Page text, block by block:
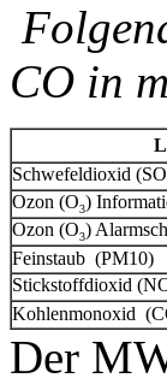
CO in
Schwefeldioxid (SO
Ozon (O3)
Ozon (O3)
Feinstaub (PM10)
Stickstoffdioxid
Kohlenmonoxid
Der